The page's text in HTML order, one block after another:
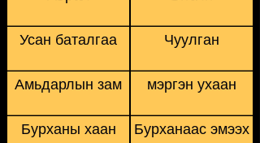
Усан баталгаа
Амьдарлын зам
Бурханы хаан
Чуулган
мэргэн ухаан
Бурханаас эмээх